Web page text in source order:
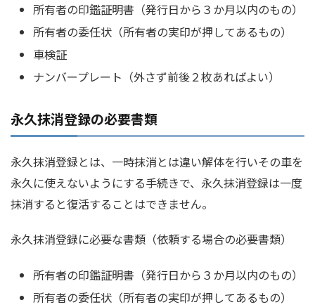
所有者の印鑑証明書（発行日から３か月以内のもの）
所有者の委任状（所有者の実印が押してあるもの）
車検証
ナンバープレート（外さず前後２枚あればよい）
永久抹消登録の必要書類
永久抹消登録とは、一時抹消とは違い解体を行いその車を
永久に使えないようにする手続きで、永久抹消登録は一度
抹消すると復活することはできません。
永久抹消登録に必要な書類（依頼する場合の必要書類）
所有者の印鑑証明書（発行日から３か月以内のもの）
所有者の委任状（所有者の実印が押してあるもの）